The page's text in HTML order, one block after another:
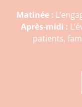
Matinée :
Après-midi :
patients,